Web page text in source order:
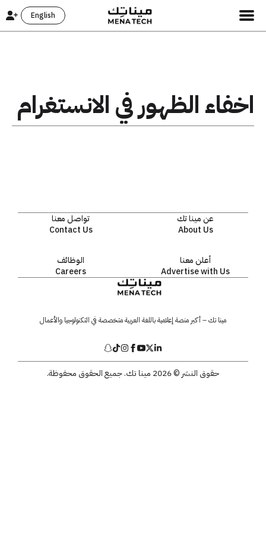
English
اخفاء الظهور في الانستغرام
عن مينا تك
About Us
تواصل معنا
Contact Us
أعلن معنا
Advertise with Us
الوظائف
Careers
مينا تك – أكبر منصة إعلامية باللغة العربية متخصصة في التكنولوجيا والأعمال
حقوق النشر © 2026 مينا تك. جميع الحقوق محفوظة.